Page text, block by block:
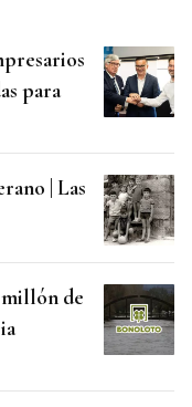
para
| Las
de